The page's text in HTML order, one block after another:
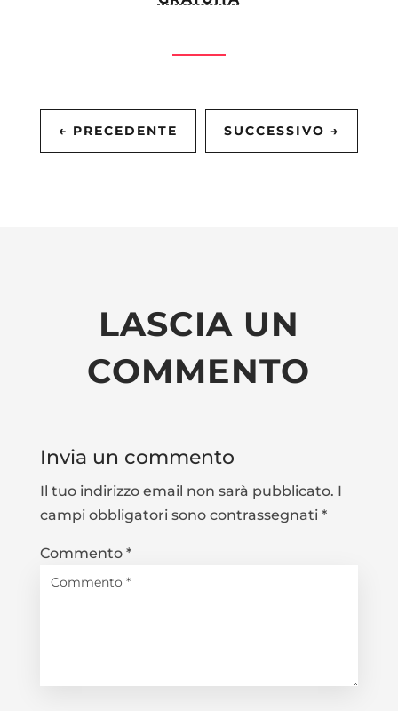
← PRECEDENTE SUCCESSIVO →
LASCIA UN
COMMENTO
Invia un commento
Il tuo indirizzo email non sarà pubblicato. I
campi obbligatori sono contrassegnati *
Commento *